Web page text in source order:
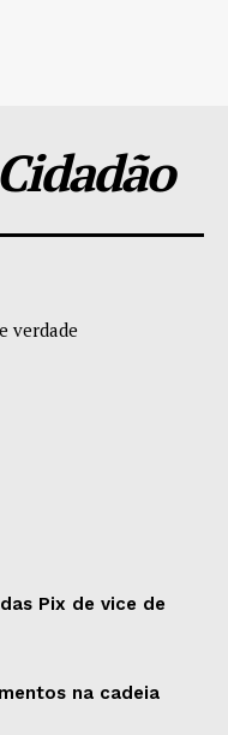
verdade
Pix de vice de
na cadeia